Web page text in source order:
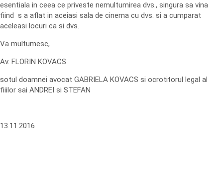
esentiala in ceea ce priveste nemultumirea dvs., singura sa vina
fiind s a aflat in aceiasi sala de cinema cu dvs. si a cumparat
aceleasi locuri ca si dvs.
Va multumesc,
Av. FLORIN KOVACS
sotul doamnei avocat GABRIELA KOVACS si ocrotitorul legal al
fiiilor sai ANDREI si STEFAN
13.11.2016